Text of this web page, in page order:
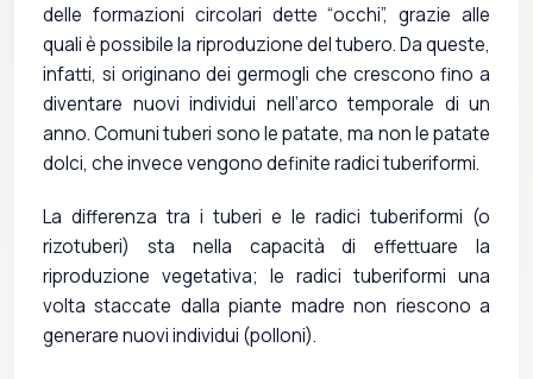
delle formazioni circolari dette “occhi”, grazie alle
quali è possibile la riproduzione del tubero. Da queste,
infatti, si originano dei germogli che crescono fino a
diventare nuovi individui nell’arco temporale di un
anno. Comuni tuberi sono le patate, ma non le patate
dolci, che invece vengono definite radici tuberiformi.
La differenza tra i tuberi e le radici tuberiformi (o
rizotuberi) sta nella capacità di effettuare la
riproduzione vegetativa; le radici tuberiformi una
volta staccate dalla piante madre non riescono a
generare nuovi individui (polloni).